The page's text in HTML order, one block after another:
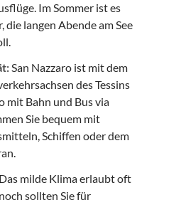
Im Sommer ist es
langen Abende am See
San Nazzaro ist mit dem
des Tessins
mit Bahn und Bus via
Sie bequem mit
Schiffen oder dem
Das milde Klima erlaubt oft
sollten Sie für